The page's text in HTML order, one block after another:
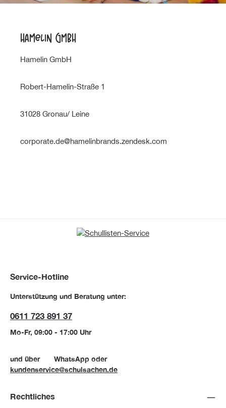
Hamelin GmbH
Hamelin GmbH
Robert-Hamelin-Straße 1
31028 Gronau/ Leine
corporate.de@hamelinbrands.zendesk.com
Service-Hotline
Unterstützung und Beratung unter:
0611 723 891 37
Mo-Fr, 09:00 - 17:00 Uhr
und über WhatsApp oder
kundenservice@schulsachen.de
Rechtliches